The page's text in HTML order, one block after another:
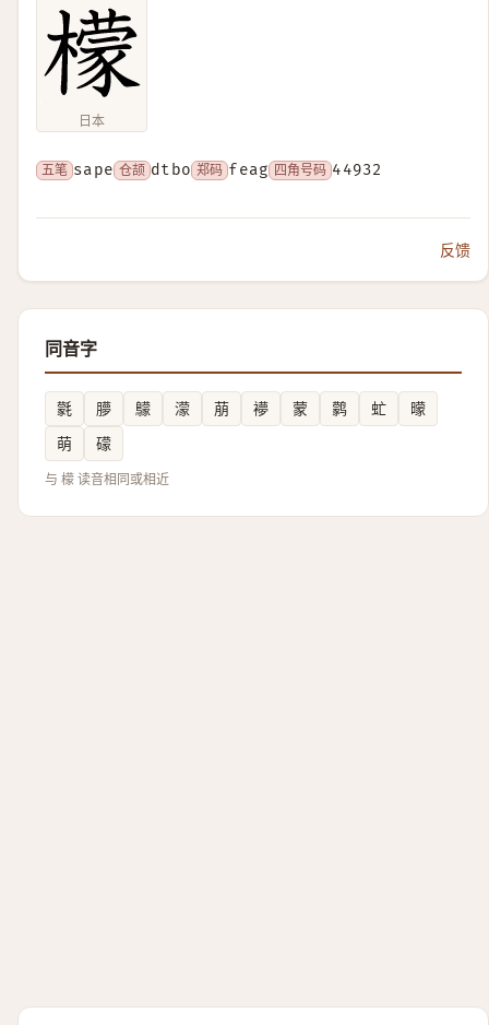
日本
五笔 sape 仓颉 dtbo 郑码 feag 四角号码 44932
反馈
同音字
氋 䑅 䴌 濛 萠 䙦 蒙 鹲 虻
曚
萌
礞
与 檬 读音相同或相近